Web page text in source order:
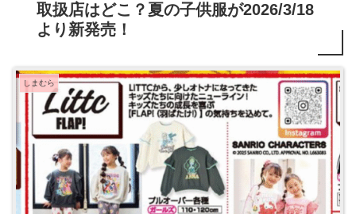
取扱店はどこ？夏の子供服が2026/3/18
より新発売！
しまむら